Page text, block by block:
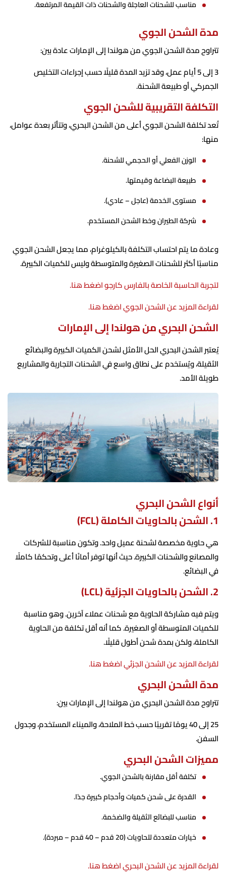
مناسب للشحنات العاجلة والشحنات ذات القيمة المرتفعة.
مدة الشحن الجوي
تتراوح مدة الشحن الجوي من هولندا إلى الإمارات عادة بين:
3 إلى 5 أيام عمل، وقد تزيد المدة قليلًا حسب إجراءات التخليص
الجمركي أو طبيعة الشحنة.
التكلفة التقريبية للشحن الجوي
تُعد تكلفة الشحن الجوي أعلى من الشحن البحري، وتتأثر بعدة عوامل،
منها:
الوزن الفعلي أو الحجمي للشحنة.
طبيعة البضاعة وقيمتها.
مستوى الخدمة (عاجل – عادي).
شركة الطيران وخط الشحن المستخدم.
وعادة ما يتم احتساب التكلفة بالكيلوغرام، مما يجعل الشحن الجوي
مناسبًا أكثر للشحنات الصغيرة والمتوسطة وليس للكميات الكبيرة.
لتجربة الحاسبة الخاصة بالفارس كارجو اضغط هنا.
لقراءة المزيد عن الشحن الجوي اضغط هنا.
الشحن البحري من هولندا إلى الإمارات
يُعتبر الشحن البحري الحل الأمثل لشحن الكميات الكبيرة والبضائع
الثقيلة، ويُستخدم على نطاق واسع في الشحنات التجارية والمشاريع
طويلة الأمد.
أنواع الشحن البحري
1. الشحن بالحاويات الكاملة (FCL)
هي حاوية مخصصة لشحنة عميل واحد. وتكون مناسبة للشركات
والمصانع والشحنات الكبيرة. حيث أنها توفر أمانًا أعلى وتحكمًا كاملًا
في البضائع.
2. الشحن بالحاويات الجزئية (LCL)
ويتم فيه مشاركة الحاوية مع شحنات عملاء آخرين. وهو مناسبة
للكميات المتوسطة أو الصغيرة. كما أنه أقل تكلفة من الحاوية
الكاملة، ولكن بمدة شحن أطول قليلًا.
لقراءة المزيد عن الشحن الجزئي اضغط هنا.
مدة الشحن البحري
تتراوح مدة الشحن البحري من هولندا إلى الإمارات بين:
25 إلى 40 يومًا تقريبًا حسب خط الملاحة، والميناء المستخدم، وجدول
السفن.
مميزات الشحن البحري
تكلفة أقل مقارنة بالشحن الجوي.
القدرة على شحن كميات وأحجام كبيرة جدًا.
مناسب للبضائع الثقيلة والضخمة.
خيارات متعددة للحاويات (20 قدم – 40 قدم – مبردة).
لقراءة المزيد عن الشحن البحري اضغط هنا.